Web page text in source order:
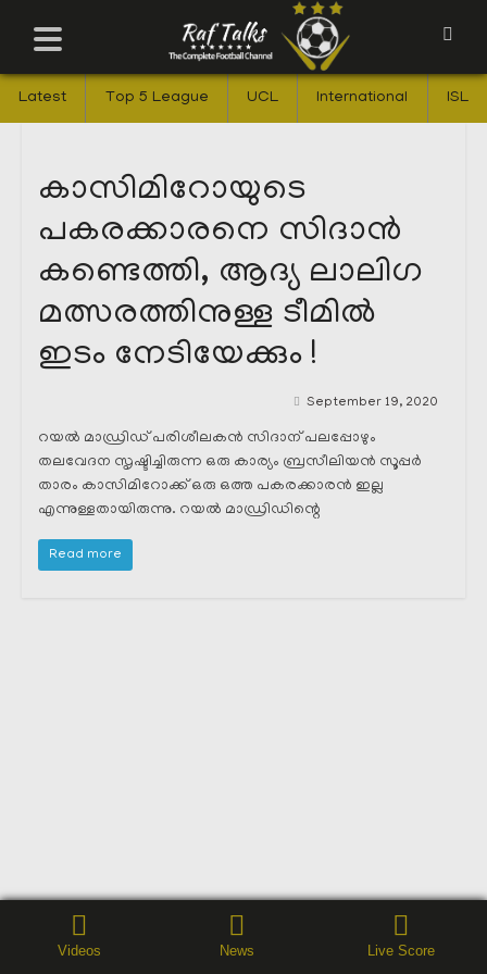
Latest Top 5 League UCL International ISL
കാസിമിറോയുടെ
പകരക്കാരനെ സിദാൻ
കണ്ടെത്തി, ആദ്യ ലാലിഗ
മത്സരത്തിനുള്ള ടീമിൽ
ഇടം നേടിയേക്കും !
September 19, 2020
റയൽ മാഡ്രിഡ്‌ പരിശീലകൻ സിദാന് പലപ്പോഴും
തലവേദന സൃഷ്ടിച്ചിരുന്ന ഒരു കാര്യം ബ്രസീലിയൻ സൂപ്പർ
താരം കാസിമിറോക്ക് ഒരു ഒത്ത പകരക്കാരൻ ഇല്ല
എന്നുള്ളതായിരുന്നു. റയൽ മാഡ്രിഡിന്റെ
Read more
Videos News Live Score